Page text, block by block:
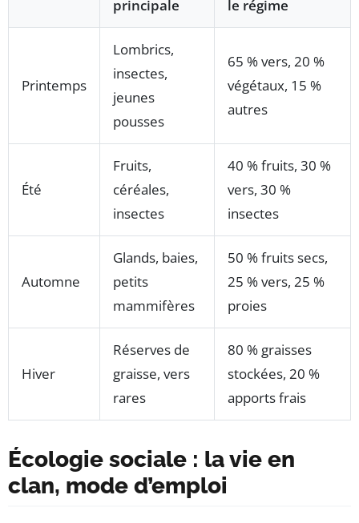
principale
le régime
Printemps
Lombrics,
insectes,
jeunes
pousses
65 % vers, 20 %
végétaux, 15 %
autres
Été
Fruits,
céréales,
insectes
40 % fruits, 30 %
vers, 30 %
insectes
Automne
Glands, baies,
petits
mammifères
50 % fruits secs,
25 % vers, 25 %
proies
Hiver
Réserves de
graisse, vers
rares
80 % graisses
stockées, 20 %
apports frais
Écologie sociale : la vie en
clan, mode d’emploi